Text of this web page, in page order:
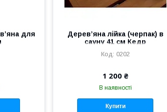
для
Деревʼяна лійка (черпак) в
сауну 41 см Кедр
0202
1 200 ₴
В наявності
Купити